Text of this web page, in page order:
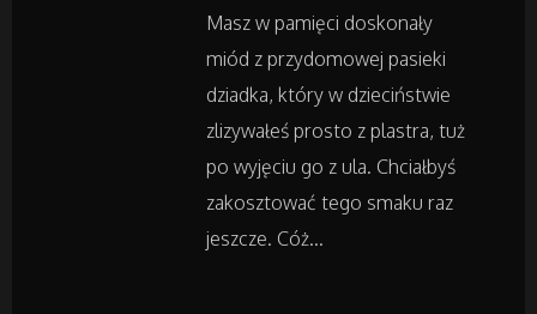
Materiały Reklamowe
Inne Agencje
Rekreacja
Imprezy Integracyjne
Masz w pamięci doskonały
miód z przydomowej pasieki
dziadka, który w dzieciństwie
zlizywałeś prosto z plastra, tuż
po wyjęciu go z ula. Chciałbyś
zakosztować tego smaku raz
jeszcze. Cóż...